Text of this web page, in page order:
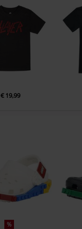
€ 19,99
%